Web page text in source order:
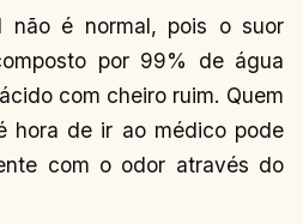
não é normal, pois o suor
por 99% de água
com cheiro ruim. Quem
hora de ir ao médico pode
com o odor através do